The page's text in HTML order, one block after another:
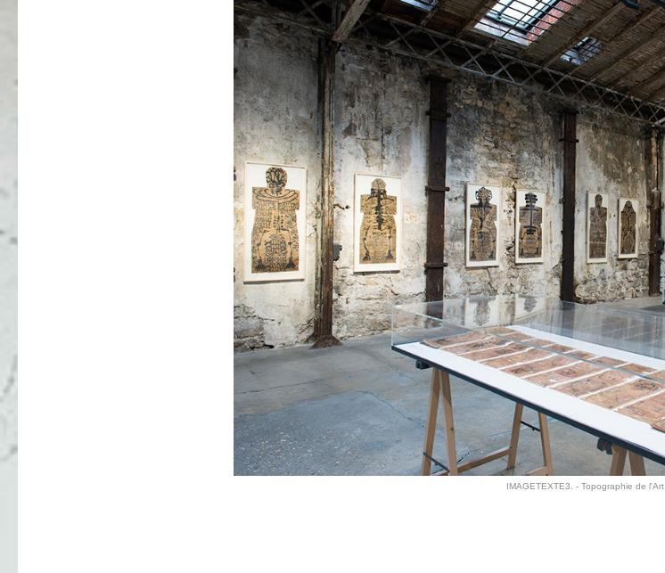
IMAGETEXTE3. - Topographie de l'Art